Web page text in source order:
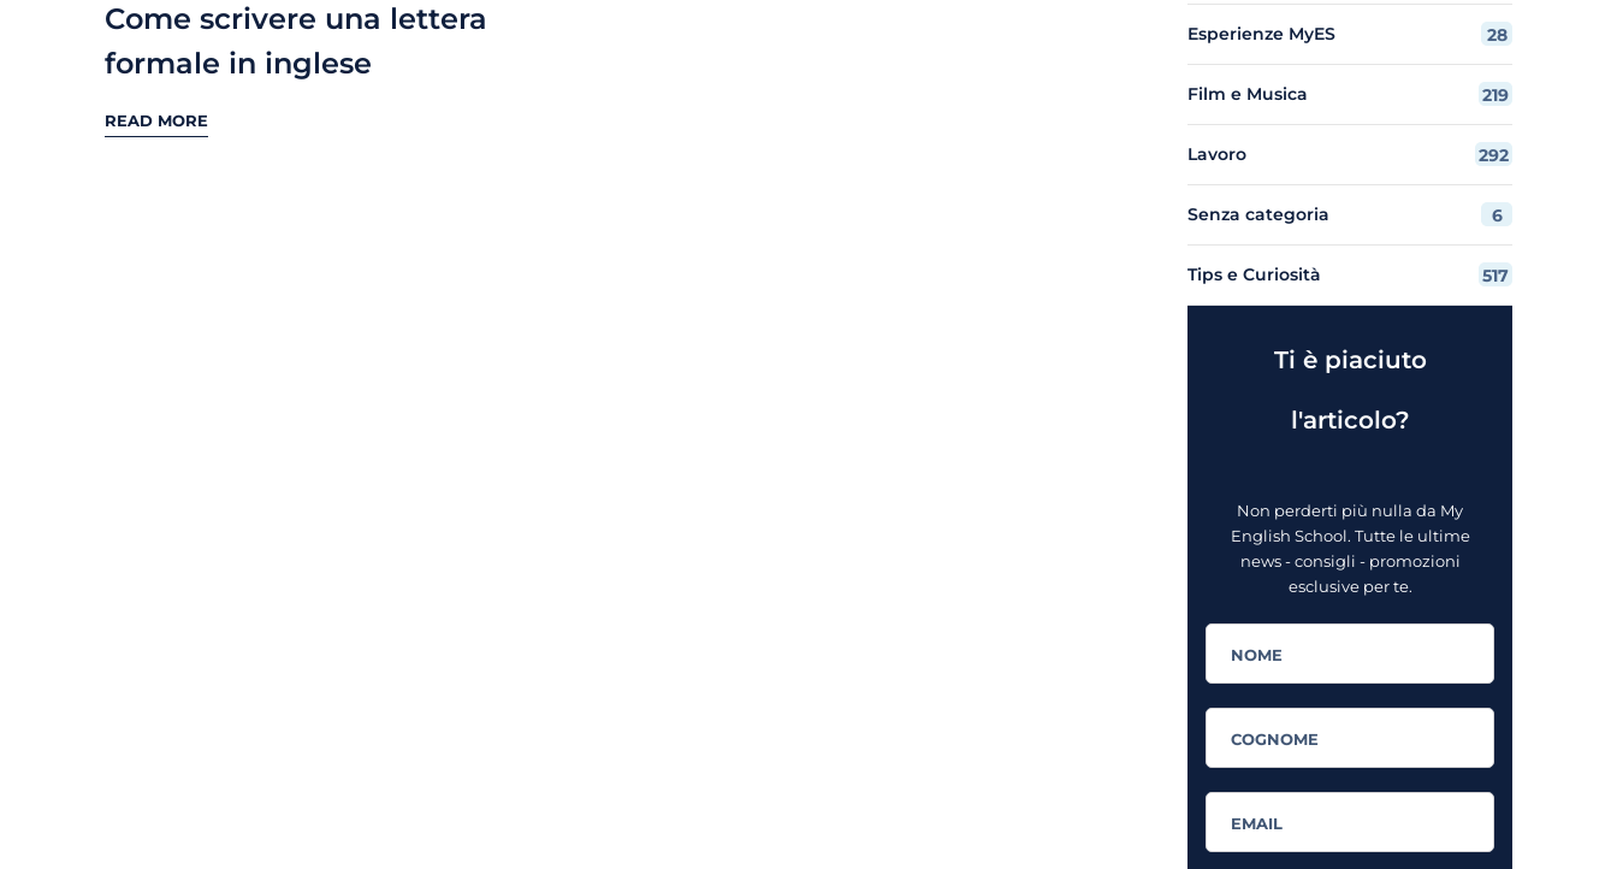
Come scrivere una lettera
formale in inglese
READ MORE
Esperienze MyES 28
Film e Musica 219
Lavoro 292
Senza categoria 6
Tips e Curiosità 517
Ti è piaciuto
l'articolo?
Non perderti più nulla da My
English School. Tutte le ultime
news - consigli - promozioni
esclusive per te.